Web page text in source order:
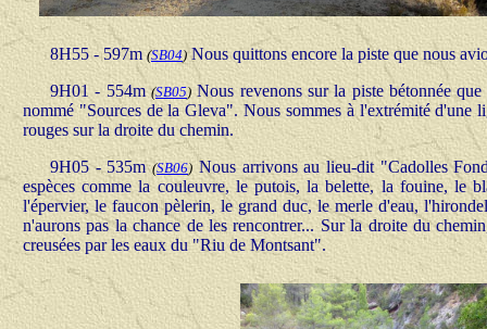
8H55 - 597m (SB04)Nous quittons encore la piste que nous
9H01 - 554m(SB05)Nous revenons sur la piste bétonnée
nommé "Sources de la Gleva". Nous sommes à l'extrémité d'une
rouges sur la droite du chemin.
9H05 - 535m(SB06) Nous arrivons au lieu-dit "Cadolles
espèces comme la couleuvre, le putois, la belette, la fouine, le
l'épervier, le faucon pèlerin, le grand duc, le merle d'eau,
n'aurons pas la chance de les rencontrer... Sur la droite du
creusées par les eaux du "Riu de Montsant".